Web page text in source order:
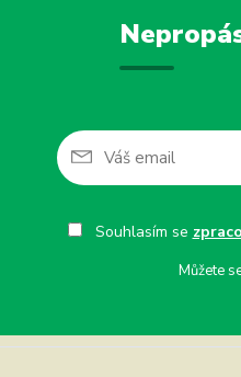
Souhlasím se
Můžete